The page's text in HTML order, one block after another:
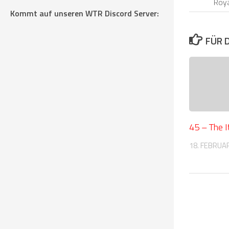
FÜR
45 – The
18.
Kommt auf unseren WTR Discord Server: